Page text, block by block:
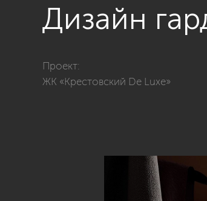
Дизайн
Проект:
ЖК «Крестовский De Luxe»